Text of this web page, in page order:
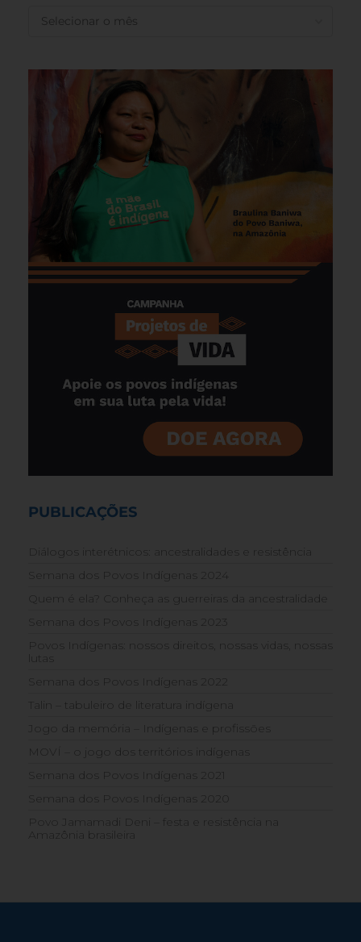
PUBLICAÇÕES
Diálogos interétnicos: ancestralidades e resistência
Semana dos Povos Indígenas 2024
Quem é ela? Conheça as guerreiras da ancestralidade
Semana dos Povos Indígenas 2023
Povos Indígenas: nossos direitos, nossas vidas, nossas
lutas
Semana dos Povos Indígenas 2022
Talin – tabuleiro de literatura indígena
Jogo da memória – Indígenas e profissões
MOVÍ – o jogo dos territórios indígenas
Semana dos Povos Indígenas 2021
Semana dos Povos Indígenas 2020
Povo Jamamadi Deni – festa e resistência na
Amazônia brasileira